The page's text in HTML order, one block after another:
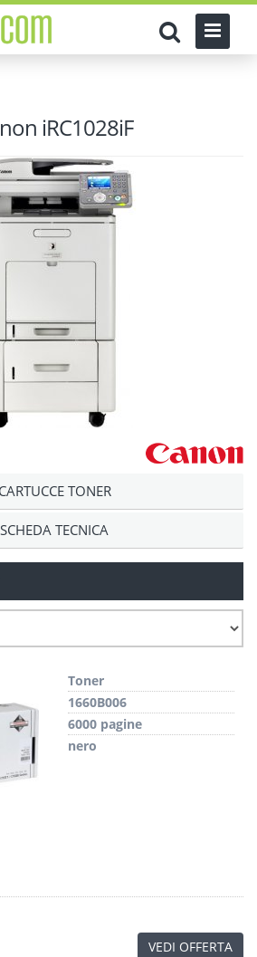
iRC1028iF
CARTUCCE TONER
SCHEDA TECNICA
Toner
1660B006
6000 pagine
nero
VEDI OFFERTA